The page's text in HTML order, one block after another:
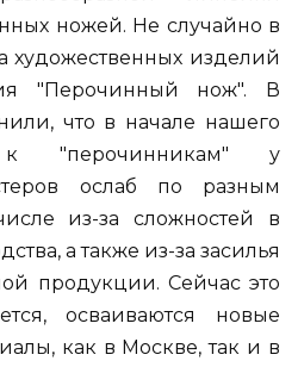
ножей. Не случайно в
художественных изделий
"Перочинный нож". В
что в начале нашего
"перочинникам" у
ослаб по разным
из-за сложностей в
а также из-за засилья
продукции. Сейчас это
осваиваются новые
как в Москве, так и в